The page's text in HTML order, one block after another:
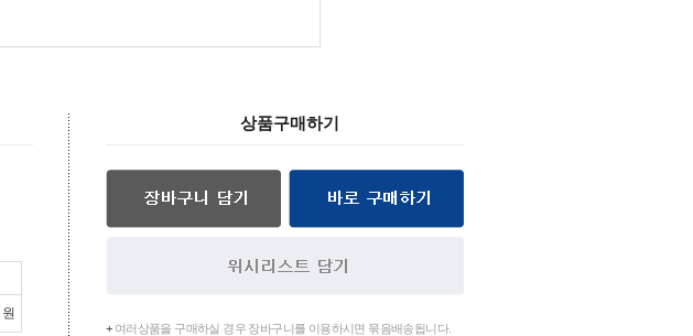
원
상품구매하기
+여러상품을 구매하실 경우 장바구니를 이용하시면 묶음배송됩니다.